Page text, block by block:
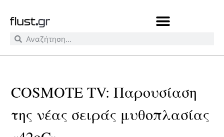
COSMOTE TV: Παρουσίαση
της νέας σειράς μυθοπλασίας